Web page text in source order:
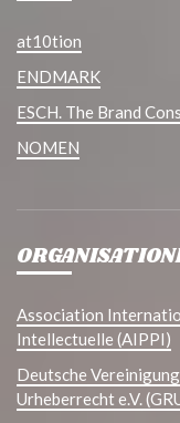
at10tion
ENDMARK
ESCH. The Brand
NOMEN
Association
Intellectuelle (AIPPI)
Deutsche
Urheberrecht e.V.